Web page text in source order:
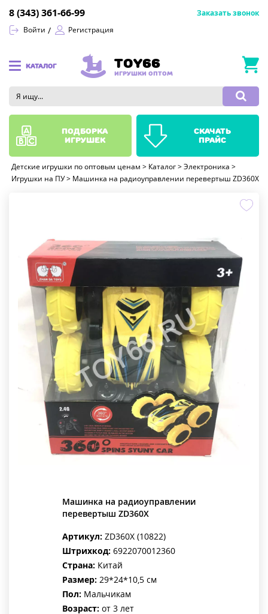
Войти Регистрация
8 (343) 361-66-99 Заказать звонок
КАТАЛОГ TOY66
ИГРУШКИ ОПТОМ
Детские игрушки по оптовым ценам > Каталог > Электроника >
Игрушки на ПУ> Машинка на радиоуправлении перевертыш ZD360X
Машинка на радиоуправлении
перевертыш ZD360X
Артикул: ZD360X (10822)
Штрихкод: 6922070012360
Страна: Китай
Размер: 29*24*10,5 см
Пол: Мальчикам
Возраст: от 3 лет
подборка
игрушек
скачать
прайс